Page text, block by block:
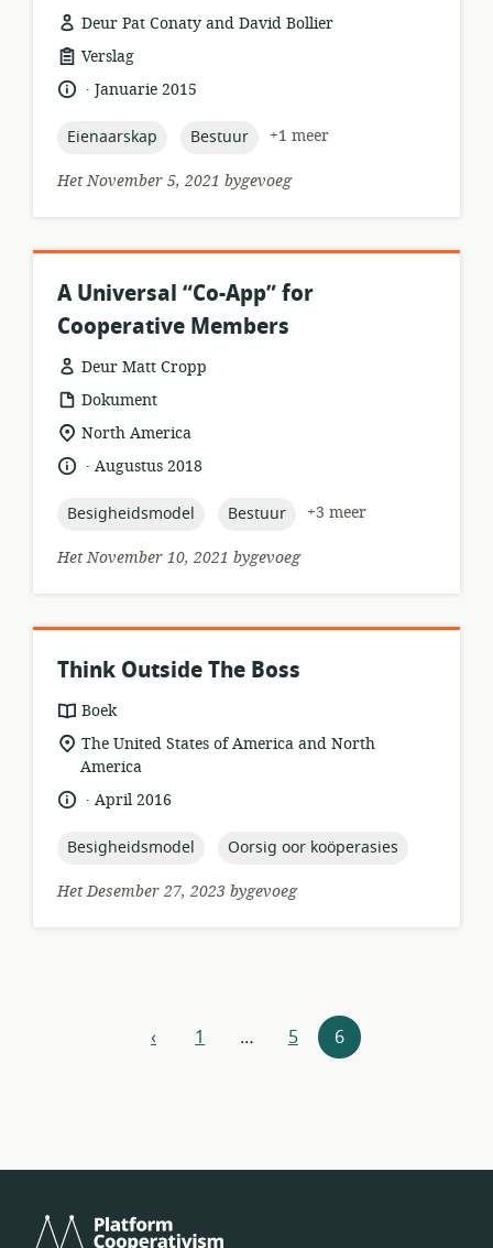
Deur Pat Conaty and David Bollier
hulpbronformaat:
Verslag
taal:.
datumJanuarie 2015
topic:
Eienaarskap topic:
Bestuur
+1 meer
Het November 5, 2021 bygevoeg
A Universal “Co-App” for
Cooperative Members
Deur Matt Cropp
hulpbronformaat:
Dokument
ligging
van
relevansie:
North America
taal:.
datumAugustus 2018
topic:
Besigheidsmodel topic:
Bestuur
+3 meer
Het November 10, 2021 bygevoeg
Think Outside The Boss
hulpbronformaat:
Boek
ligging
van
relevansie:
The United States of America and North
America
taal:.
datumApril 2016
topic:
Besigheidsmodel topic:
Oorsig oor koöperasies
Het Desember 27, 2023 bygevoeg
Hulpbronne-
‹vorige
1 … 5 6